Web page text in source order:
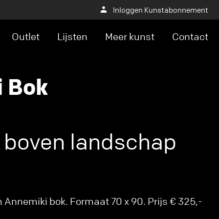
Inloggen Kunstabonnement
Outlet Lijsten Meer kunst Contact
Bok
landschap
Annemiki bok. Formaat 70 x 90. Prijs € 325,-